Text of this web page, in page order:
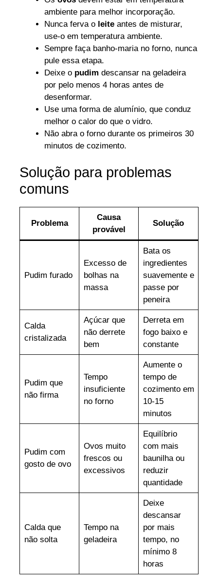
ambiente para melhor incorporação.
Nunca ferva o leite antes de misturar,
use-o em temperatura ambiente.
Sempre faça banho-maria no forno, nunca
pule essa etapa.
Deixe o pudim descansar na geladeira
por pelo menos 4 horas antes de
desenformar.
Use uma forma de alumínio, que conduz
melhor o calor do que o vidro.
Não abra o forno durante os primeiros 30
minutos de cozimento.
Solução para problemas
comuns
Problema
Causa
provável
Solução
Pudim furado
Excesso de
bolhas na
massa
Bata os
ingredientes
suavemente e
passe por
peneira
Calda
cristalizada
Açúcar que
não derrete
bem
Derreta em
fogo baixo e
constante
Pudim que
não firma
Tempo
insuficiente
no forno
Aumente o
tempo de
cozimento em
10-15
minutos
Pudim com
gosto de ovo
Ovos muito
frescos ou
excessivos
Equilíbrio
com mais
baunilha ou
reduzir
quantidade
Calda que
não solta
Tempo na
geladeira
Deixe
descansar
por mais
tempo, no
mínimo 8
horas